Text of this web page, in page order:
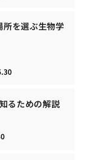
を選ぶ生物学
るための解説